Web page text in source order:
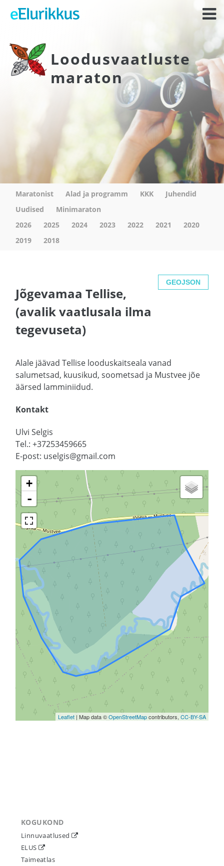
Loodusvaatluste
maraton
Maratonist Alad ja programm KKK
Juhendid
Uudised
Minimaraton
2026
2025 2024 2023 2022 2021
2020
2019
2018
Jõgevamaa Tellise,
(avalik vaatlusala ilma
tegevuseta)
GEOJSON
Alale jäävad Tellise looduskaitseala vanad
salumetsad, kuusikud, soometsad ja Mustvee jõe
äärsed lamminiidud.
Kontakt
Ulvi Selgis
Tel.: +37253459665
E-post: uselgis@gmail.com
+
-
Leaflet| Map data ©OpenStreetMapcontributors, CC-BY-SA
KOGUKOND
Linnuvaatlused
ELUS
Taimeatlas